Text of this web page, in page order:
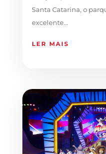
Santa Catarina, o
excelente...
LER MAIS